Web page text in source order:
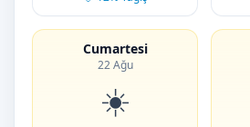
Cumartesi
22 Ağu
☀️